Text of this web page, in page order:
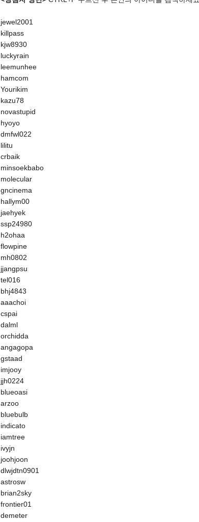
jewel2001
killpass
kjw8930
luckyrain
leemunhee
hamcom
Yourikim
kazu78
novastupid
hyoyo
dmfwl022
lilitu
crbaik
minsoekbabo
molecular
gncinema
hallym00
jaehyek
ssp24980
h2ohaa
flowpine
mh0802
jjangpsu
tel016
bhj4843
aaachoi
cspai
dalml
orchidda
angagopa
gstaad
imjooy
jjh0224
blueoasi
arzoo
bluebulb
indicato
iamtree
ivyjn
joohjoon
dlwjdtn0901
astrosw
brian2sky
frontier01
demeter